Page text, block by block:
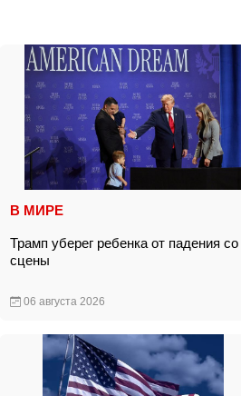
В МИРЕ
Трамп уберег ребенка от падения со
сцены
06 августа 2026